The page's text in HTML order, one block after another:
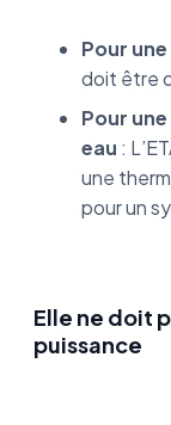
Pour
doit être
Pour
eau :
une
pour un
Elle ne doit
puissance